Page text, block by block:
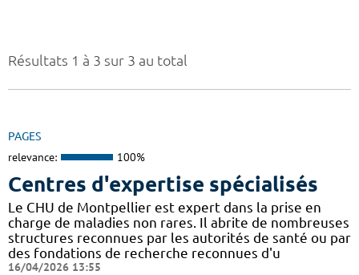
Résultats 1 à 3 sur 3 au total
PAGES
relevance: 100%
Centres d'expertise spécialisés
Le CHU de Montpellier est expert dans la prise en
charge de maladies non rares. Il abrite de nombreuses
structures reconnues par les autorités de santé ou par
des fondations de recherche reconnues d'u
16/04/2026 13:55